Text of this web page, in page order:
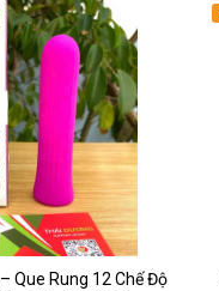
Que Rung 12 Chế Độ